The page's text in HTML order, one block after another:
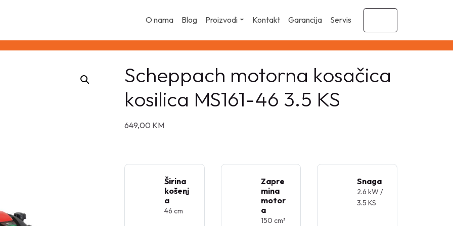
O nama
Blog Proizvodi Kontakt Garancija
Servis
Scheppach motorna kosačica
kosilica MS161-46 3.5 KS
649,00 KM
Širina
košenj
a
46 cm
Zapre
mina
motor
a
150 cm³
Snaga
2.6 kW /
3.5 KS